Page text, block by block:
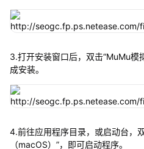
3.打开安装窗口后，双击“MuMu模
成安装。
4.前往应用程序目录，或启动台，
（macOS）”，即可启动程序。